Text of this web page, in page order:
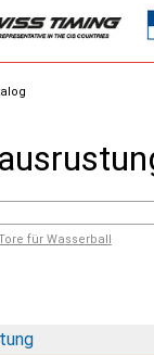
für Wasserball